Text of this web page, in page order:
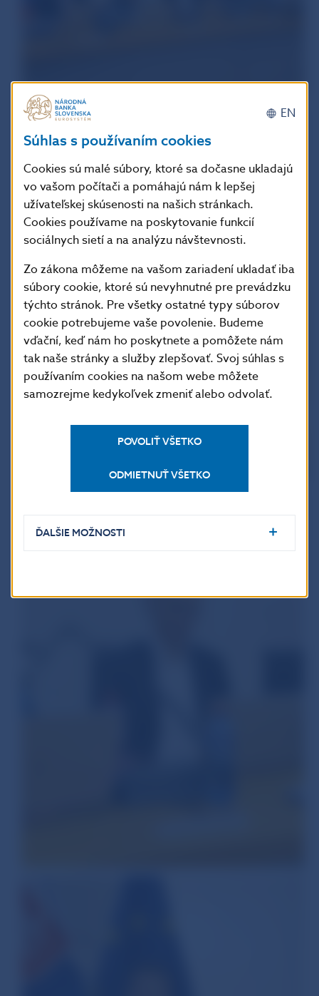
EN
Súhlas s používaním cookies
Cookies sú malé súbory, ktoré sa dočasne ukladajú
vo vašom počítači a pomáhajú nám k lepšej
užívateľskej skúsenosti na našich stránkach.
Cookies používame na poskytovanie funkcií
sociálnych sietí a na analýzu návštevnosti.
Zo zákona môžeme na vašom zariadení ukladať iba
súbory cookie, ktoré sú nevyhnutné pre prevádzku
týchto stránok. Pre všetky ostatné typy súborov
cookie potrebujeme vaše povolenie. Budeme
vďační, keď nám ho poskytnete a pomôžete nám
tak naše stránky a služby zlepšovať. Svoj súhlas s
používaním cookies na našom webe môžete
samozrejme kedykoľvek zmeniť alebo odvolať.
POVOLIŤ VŠETKO
ODMIETNUŤ VŠETKO
ĎALŠIE MOŽNOSTI